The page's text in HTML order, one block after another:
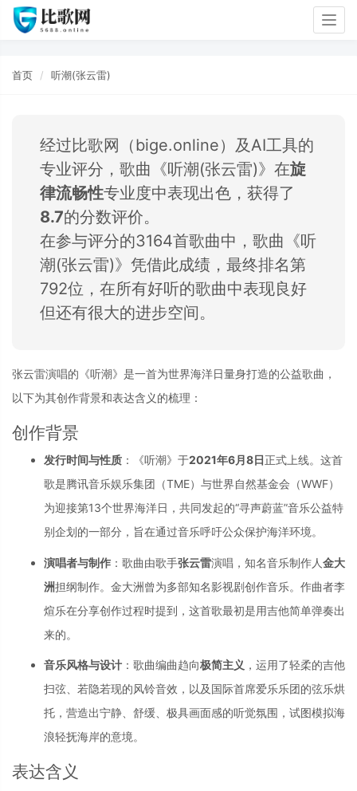
首页 听潮(张云雷)
经过比歌网（bige.online）及AI工具的
专业评分，歌曲《听潮(张云雷)》在旋
律流畅性专业度中表现出色，获得了
8.7的分数评价。
在参与评分的3164首歌曲中，歌曲《听
潮(张云雷)》凭借此成绩，最终排名第
792位，在所有好听的歌曲中表现良好
但还有很大的进步空间。
张云雷演唱的《听潮》是一首为世界海洋日量身打造的公益歌曲，
以下为其创作背景和表达含义的梳理：
创作背景
发行时间与性质 ：《听潮》于2021年6月8日正式上线。这首
歌是腾讯音乐娱乐集团（TME）与世界自然基金会（WWF）
为迎接第13个世界海洋日，共同发起的“寻声蔚蓝”音乐公益特
别企划的一部分，旨在通过音乐呼吁公众保护海洋环境。
演唱者与制作 ：歌曲由歌手张云雷演唱，知名音乐制作人金大
洲担纲制作。金大洲曾为多部知名影视剧创作音乐。作曲者李
煊乐在分享创作过程时提到，这首歌最初是用吉他简单弹奏出
来的。
音乐风格与设计 ：歌曲编曲趋向极简主义 ，运用了轻柔的吉他
扫弦、若隐若现的风铃音效，以及国际首席爱乐乐团的弦乐烘
托，营造出宁静、舒缓、极具画面感的听觉氛围，试图模拟海
浪轻抚海岸的意境。
表达含义